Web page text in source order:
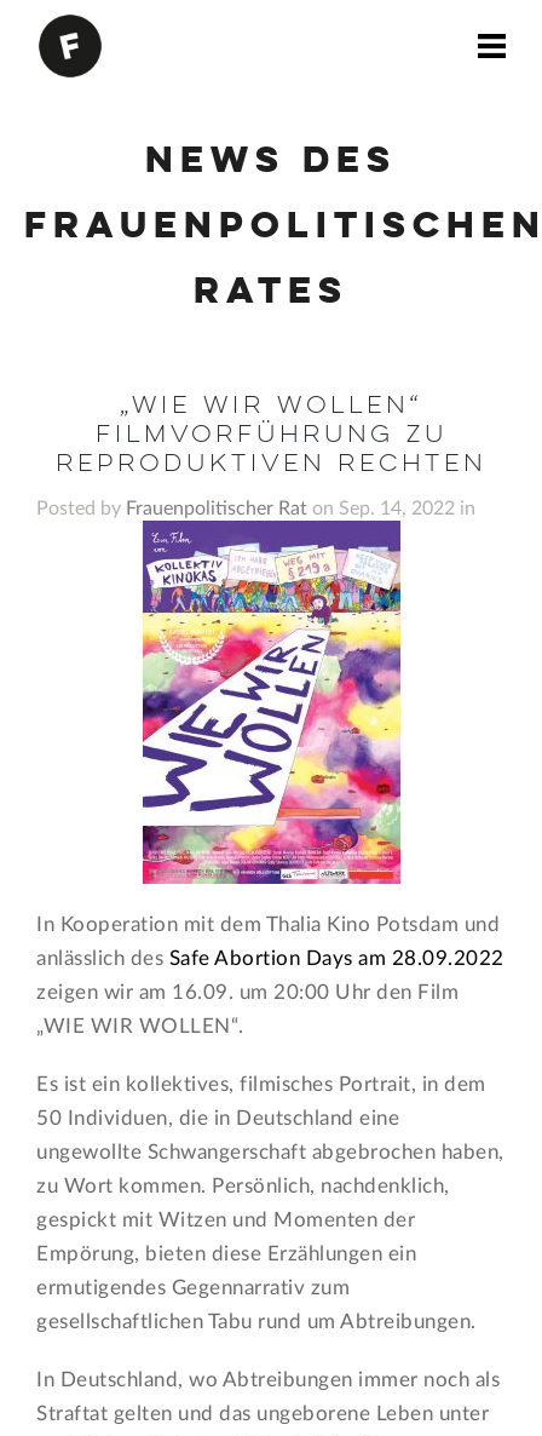
News des
Rates
„Wie wir wollen“
Filmvorführung zu
reproduktiven Rechten
Posted by Frauenpolitischer Rat on Sep. 14, 2022 in
In Kooperation mit dem Thalia Kino Potsdam und
anlässlich des Safe Abortion Days am 28.09.2022
zeigen wir am 16.09. um 20:00 Uhr den Film
„WIE WIR WOLLEN“.
Es ist ein kollektives, filmisches Portrait, in dem
50 Individuen, die in Deutschland eine
ungewollte Schwangerschaft abgebrochen haben,
zu Wort kommen. Persönlich, nachdenklich,
gespickt mit Witzen und Momenten der
Empörung, bieten diese Erzählungen ein
ermutigendes Gegennarrativ zum
gesellschaftlichen Tabu rund um Abtreibungen.
In Deutschland, wo Abtreibungen immer noch als
Straftat gelten und das ungeborene Leben unter